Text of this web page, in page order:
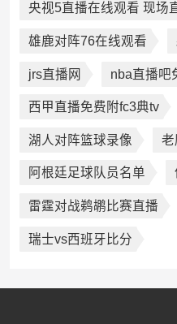
央视5直播在线观看 现场
雄鹿对阵76在线观看
jrs直播网 nba直播吧
西甲直播免费附fc3典tv
湖人对阵篮球录像 老
阿根廷足球队员名单
雷霆对战鹈鹕比赛直播
瑞士vs西班牙比分